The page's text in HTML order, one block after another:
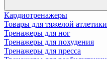
Кардиотренажеры
Товары для тяжелой атлетики
Тренажеры для ног
Тренажеры для похудения
Тренажеры для пресса